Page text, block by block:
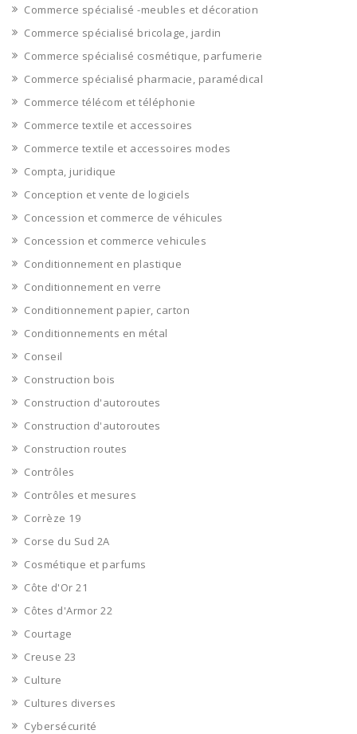
Commerce spécialisé -meubles et décoration
Commerce spécialisé bricolage, jardin
Commerce spécialisé cosmétique, parfumerie
Commerce spécialisé pharmacie, paramédical
Commerce télécom et téléphonie
Commerce textile et accessoires
Commerce textile et accessoires modes
Compta, juridique
Conception et vente de logiciels
Concession et commerce de véhicules
Concession et commerce vehicules
Conditionnement en plastique
Conditionnement en verre
Conditionnement papier, carton
Conditionnements en métal
Conseil
Construction bois
Construction d'autoroutes
Construction d'autoroutes
Construction routes
Contrôles
Contrôles et mesures
Corrèze 19
Corse du Sud 2A
Cosmétique et parfums
Côte d'Or 21
Côtes d'Armor 22
Courtage
Creuse 23
Culture
Cultures diverses
Cybersécurité